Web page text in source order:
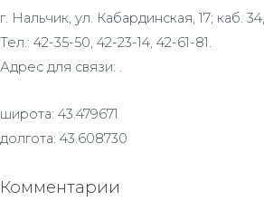
г. Нальчик, ул. Кабардинская, 17; каб.
Тел.: 42-35-50, 42-23-14, 42-61-81.
Адрес для связи: .
широта: 43.479671
долгота: 43.608730
Комментарии